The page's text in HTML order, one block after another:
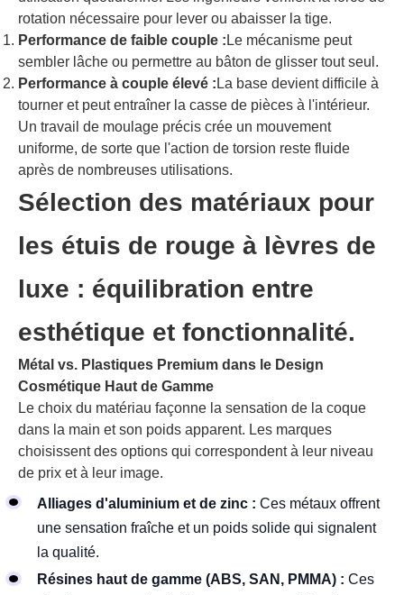
rotation nécessaire pour lever ou abaisser la tige.
Performance de faible couple :Le mécanisme peut
sembler lâche ou permettre au bâton de glisser tout seul.
Performance à couple élevé :La base devient difficile à
tourner et peut entraîner la casse de pièces à l'intérieur.
Un travail de moulage précis crée un mouvement
uniforme, de sorte que l'action de torsion reste fluide
après de nombreuses utilisations.
Sélection des matériaux pour
les étuis de rouge à lèvres de
luxe : équilibration entre
esthétique et fonctionnalité.
Métal vs. Plastiques Premium dans le Design
Cosmétique Haut de Gamme
Le choix du matériau façonne la sensation de la coque
dans la main et son poids apparent. Les marques
choisissent des options qui correspondent à leur niveau
de prix et à leur image.
Alliages d'aluminium et de zinc : Ces métaux offrent
une sensation fraîche et un poids solide qui signalent
la qualité.
Résines haut de gamme (ABS, SAN, PMMA) : Ces